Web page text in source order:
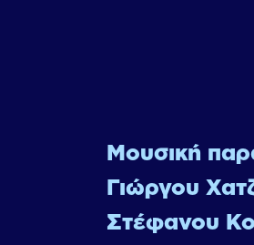
Μουσική
Γιώργου
Στέφανου